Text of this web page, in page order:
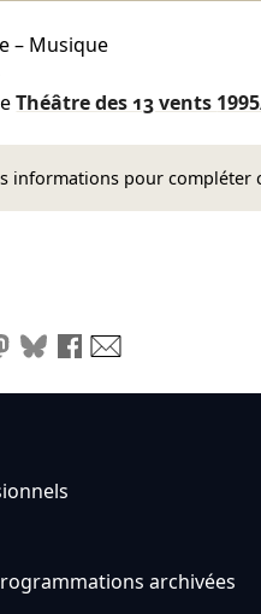
– Musique
Théâtre des 13 vents
informations pour
le liensur LinkedIn
Partager sur Mastodon
Partager sur Bluesky
Partager sur
archivées